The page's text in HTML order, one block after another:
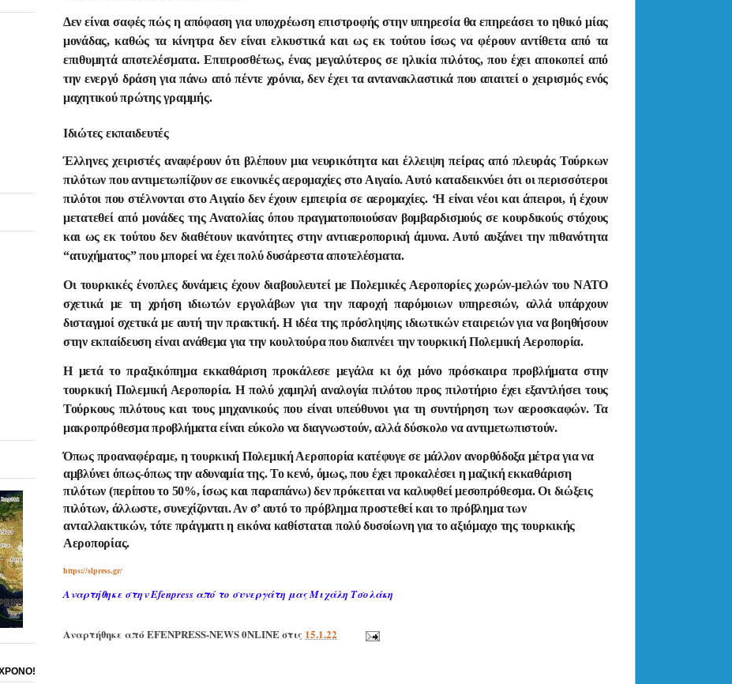
Δεν είναι σαφές πώς η απόφαση για υποχρέωση επιστροφής στην υπηρεσία θα επηρεάσει το ηθικό μίας
μονάδας, καθώς τα κίνητρα δεν είναι ελκυστικά και ως εκ τούτου ίσως να φέρουν αντίθετα από τα
επιθυμητά αποτελέσματα. Επιπροσθέτως, ένας μεγαλύτερος σε ηλικία πιλότος, που έχει αποκοπεί από
την ενεργό δράση για πάνω από πέντε χρόνια, δεν έχει τα αντανακλαστικά που απαιτεί ο χειρισμός ενός
μαχητικού πρώτης γραμμής.
Ιδιώτες εκπαιδευτές
Έλληνες χειριστές αναφέρουν ότι βλέπουν μια νευρικότητα και έλλειψη πείρας από πλευράς Τούρκων
πιλότων που αντιμετωπίζουν σε εικονικές αερομαχίες στο Αιγαίο. Αυτό καταδεικνύει ότι οι περισσότεροι
πιλότοι που στέλνονται στο Αιγαίο δεν έχουν εμπειρία σε αερομαχίες. ‘Η είναι νέοι και άπειροι, ή έχουν
μετατεθεί από μονάδες της Ανατολίας όπου πραγματοποιούσαν βομβαρδισμούς σε κουρδικούς στόχους
και ως εκ τούτου δεν διαθέτουν ικανότητες στην αντιαεροπορική άμυνα. Αυτό αυξάνει την πιθανότητα
“ατυχήματος” που μπορεί να έχει πολύ δυσάρεστα αποτελέσματα.
Οι τουρκικές ένοπλες δυνάμεις έχουν διαβουλευτεί με Πολεμικές Αεροπορίες χωρών-μελών του ΝΑΤΟ
σχετικά με τη χρήση ιδιωτών εργολάβων για την παροχή παρόμοιων υπηρεσιών, αλλά υπάρχουν
δισταγμοί σχετικά με αυτή την πρακτική. Η ιδέα της πρόσληψης ιδιωτικών εταιρειών για να βοηθήσουν
στην εκπαίδευση είναι ανάθεμα για την κουλτούρα που διαπνέει την τουρκική Πολεμική Αεροπορία.
Η μετά το πραξικόπημα εκκαθάριση προκάλεσε μεγάλα κι όχι μόνο πρόσκαιρα προβλήματα στην
τουρκική Πολεμική Αεροπορία. Η πολύ χαμηλή αναλογία πιλότου προς πιλοτήριο έχει εξαντλήσει τους
Τούρκους πιλότους και τους μηχανικούς που είναι υπεύθυνοι για τη συντήρηση των αεροσκαφών. Τα
μακροπρόθεσμα προβλήματα είναι εύκολο να διαγνωστούν, αλλά δύσκολο να αντιμετωπιστούν.
Όπως προαναφέραμε, η τουρκική Πολεμική Αεροπορία κατέφυγε σε μάλλον ανορθόδοξα μέτρα για να
αμβλύνει όπως-όπως την αδυναμία της. Το κενό, όμως, που έχει προκαλέσει η μαζική εκκαθάριση
πιλότων (περίπου το 50%, ίσως και παραπάνω) δεν πρόκειται να καλυφθεί μεσοπρόθεσμα. Οι διώξεις
πιλότων, άλλωστε, συνεχίζονται. Αν σ’ αυτό το πρόβλημα προστεθεί και το πρόβλημα των
ανταλλακτικών, τότε πράγματι η εικόνα καθίσταται πολύ δυσοίωνη για το αξιόμαχο της τουρκικής
Αεροπορίας.
https://slpress.gr/
Αναρτήθηκε στην Efenpress από το συνεργάτη μας Μιχάλη Τσολάκη
Αναρτήθηκε από EFENPRESS-NEWS 0NLINEστις 15.1.22
ΧΡΟΝΟ!